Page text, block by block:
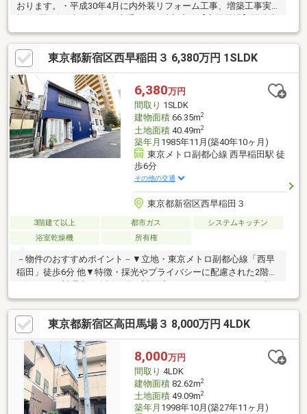
おります。・平成30年4月に内外装リフォーム工事、増築工事実
10分、東京メトロ東西線【高田馬場】駅徒歩7分、東京メトロ副
都心線【西早稲田】駅徒歩6分、都電荒川線【面影橋】駅徒歩4
分・第一種中高層住居専用地域の戸建てが広がる閑静な住宅街・
北側には戸塚警察署・LDKは約12.2帖・システムキッチンは、リ
ビングを見渡せるカウンター式・トイレ2ヶ所・窓ガラスは、全て
インナーサッシ付
東京都新宿区西早稲田３ 6,380万円 1SLDK
6,380万円
間取り 1SLDK
建物面積66.35m2
土地面積40.49m2
築年月 1985年11月(築40年10ヶ月)
東京メトロ副都心線 西早稲田駅 徒
歩6分
その他の交通
東京都新宿区西早稲田３
3階建て以上 都市ガス
システムキッチン
浴室乾燥機
所有権
－物件のおすすめポイント－▼立地・東京メトロ副都心線「西早
稲田」徒歩6分 他▼特徴・採光やプライバシーに配慮された2階リ
設置、ゆとりをもって使用可能・雨の日のお洗濯にも重宝する浴
室乾燥機付▼周辺環境・まいばすけっと西早稲田3丁目店 徒歩4分
(約280m)・新宿区立西早稲田児童遊園 徒歩2分(約150m)※本物件
は擁壁に覆われていない崖下(崖上)にあるため、建築する際は建
物を深基礎等にする必要有■ ご希望の住まい探しをお手伝いしま
す ━━━━━・・・物件の詳細・ご相談はお気軽にお問い合わせ
ください。
東京都新宿区高田馬場３ 8,000万円 4LDK
8,000万円
間取り 4LDK
建物面積82.62m2
土地面積49.09m2
築年月 1998年10月(築27年11ヶ月)